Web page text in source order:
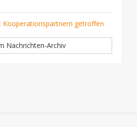
Kooperationspartnern getroffen
Nachrichten-Archiv